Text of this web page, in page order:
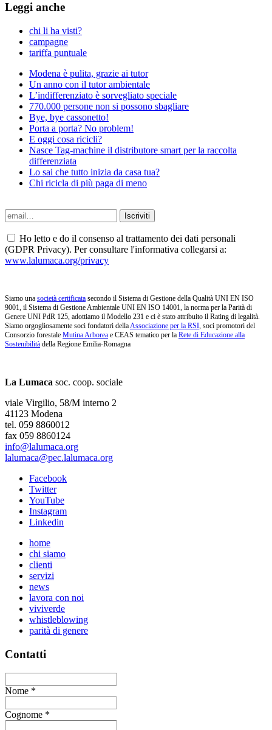
Leggi anche
chi li ha visti?
campagne
tariffa puntuale
Modena è pulita, grazie ai tutor
Un anno con il tutor ambientale
L’indifferenziato è sorvegliato speciale
770.000 persone non si possono sbagliare
Bye, bye cassonetto!
Porta a porta? No problem!
E oggi cosa ricicli?
Nasce Tag-machine il distributore smart per la raccolta
differenziata
Lo sai che tutto inizia da casa tua?
Chi ricicla di più paga di meno
Ho letto e do il consenso al trattamento dei dati personali
(GDPR Privacy). Per consultare l'informativa collegarsi a:
www.lalumaca.org/privacy
Siamo una società certificata secondo il Sistema di Gestione della Qualità UNI EN ISO
9001, il Sistema di Gestione Ambientale UNI EN ISO 14001, la norma per la Parità di
Genere UNI PdR 125, adottiamo il Modello 231 e ci è stato attribuito il Rating di legalità.
Siamo orgogliosamente soci fondatori dellaAssociazione per la RSI, soci promotori del
Consorzio forestale Mutina Arborea e CEAS tematico per la Rete di Educazione alla
Sostenibilità della Regione Emilia-Romagna
La Lumaca soc. coop. sociale
viale Virgilio, 58/M interno 2
41123 Modena
tel. 059 8860012
fax 059 8860124
info@lalumaca.org
lalumaca@pec.lalumaca.org
Facebook
Twitter
YouTube
Instagram
Linkedin
home
chi siamo
clienti
servizi
news
lavora con noi
viviverde
whistleblowing
parità di genere
Contatti
Nome *
Cognome *